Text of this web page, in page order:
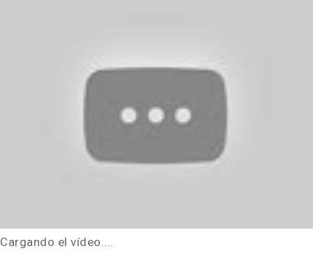
Cargando el vídeo....